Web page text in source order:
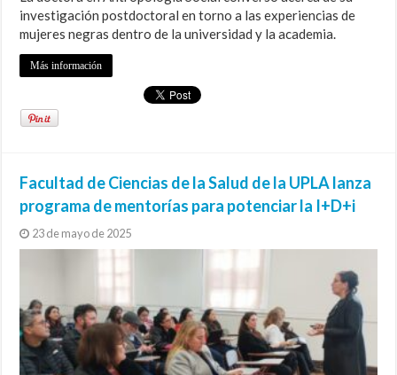
investigación postdoctoral en torno a las experiencias de
mujeres negras dentro de la universidad y la academia.
Más información
Facultad de Ciencias de la Salud de la UPLA lanza
programa de mentorías para potenciar la I+D+i
23 de mayo de 2025